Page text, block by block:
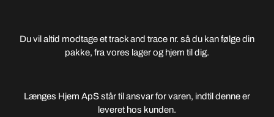
Du vil altid modtage et track and trace nr. så du kan følge din
pakke, fra vores lager og hjem til dig.
Længes Hjem ApS står til ansvar for varen, indtil denne er
leveret hos kunden.